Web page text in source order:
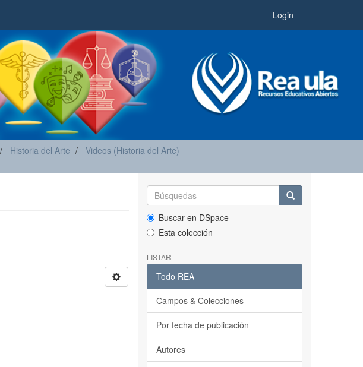
Login
Historia del Arte
Videos (Historia del Arte)
Buscar en DSpace
Esta colección
LISTAR
Todo REA
Campos & Colecciones
Por fecha de publicación
Autores